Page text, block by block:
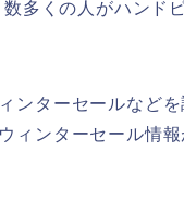
多くの人がハンド
ンターセールなどを
ィンターセール情